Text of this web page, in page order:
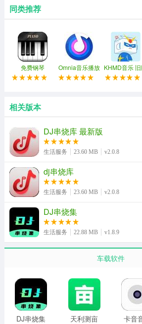
老歌还是最新流行歌曲，你都可以找到
3、个性化推荐：根据用户的收听习
口味的音乐。
4、一键混搭：支持用户将多首歌曲
个性化的音乐混搭。
同类推荐
免费钢琴
Omnia音乐播放
器 官方正版
KHMD音乐 旧
本
相关版本
DJ串烧库 最新版
生活服务 23.60 MB v2.0.8
dj串烧库
生活服务 23.60 MB v2.0.8
DJ串烧集
生活服务 22.88 MB v1.8.9
车载软件
DJ串烧集
天利测亩
卡音